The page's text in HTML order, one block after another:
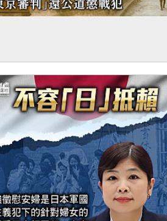
「東京審判」還公道懲戰犯